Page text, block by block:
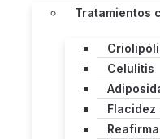
Tratamientos
Celulitis